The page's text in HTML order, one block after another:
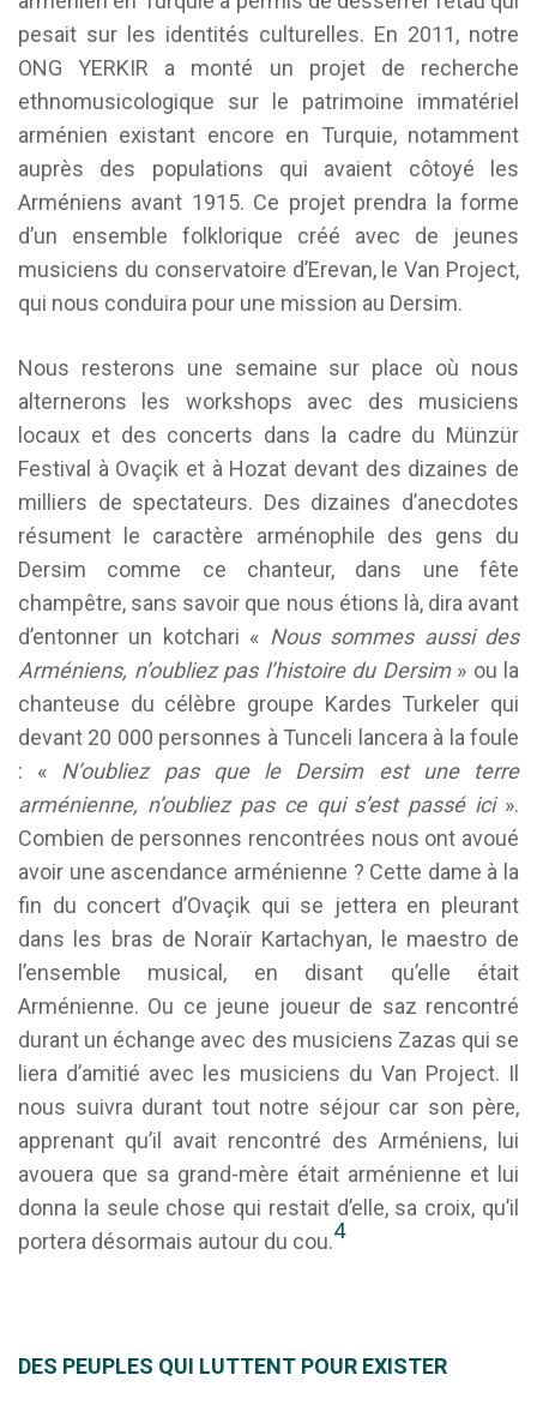
pesait sur les identités culturelles. En 2011, notre
ONG YERKIR a monté un projet de recherche
ethnomusicologique sur le patrimoine immatériel
arménien existant encore en Turquie, notamment
auprès des populations qui avaient côtoyé les
Arméniens avant 1915. Ce projet prendra la forme
d’un ensemble folklorique créé avec de jeunes
musiciens du conservatoire d’Erevan, le Van Project,
qui nous conduira pour une mission au Dersim.
Nous resterons une semaine sur place où nous
alternerons les workshops avec des musiciens
locaux et des concerts dans la cadre du Münzür
Festival à Ovaçik et à Hozat devant des dizaines de
milliers de spectateurs. Des dizaines d’anecdotes
résument le caractère arménophile des gens du
Dersim comme ce chanteur, dans une fête
champêtre, sans savoir que nous étions là, dira avant
d’entonner un kotchari « Nous sommes aussi des
Arméniens, n’oubliez pas l’histoire du Dersim » ou la
chanteuse du célèbre groupe Kardes Turkeler qui
devant 20 000 personnes à Tunceli lancera à la foule
: « N’oubliez pas que le Dersim est une terre
arménienne, n’oubliez pas ce qui s’est passé ici ».
Combien de personnes rencontrées nous ont avoué
avoir une ascendance arménienne ? Cette dame à la
fin du concert d’Ovaçik qui se jettera en pleurant
dans les bras de Noraïr Kartachyan, le maestro de
l’ensemble musical, en disant qu’elle était
Arménienne. Ou ce jeune joueur de saz rencontré
durant un échange avec des musiciens Zazas qui se
liera d’amitié avec les musiciens du Van Project. Il
nous suivra durant tout notre séjour car son père,
apprenant qu’il avait rencontré des Arméniens, lui
avouera que sa grand-mère était arménienne et lui
donna la seule chose qui restait d’elle, sa croix, qu’il
portera désormais autour du cou.4
DES PEUPLES QUI LUTTENT POUR EXISTER